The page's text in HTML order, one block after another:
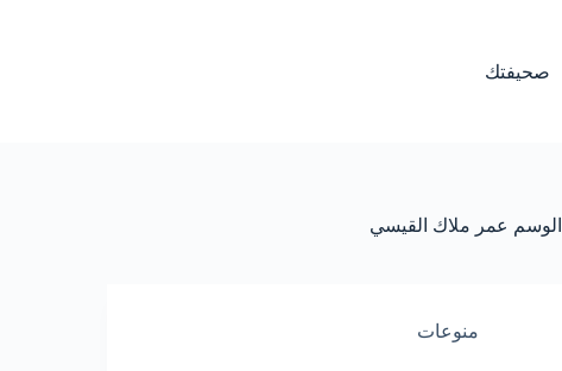
صحيفتك
الوسم عمر ملاك القيسي
منوعات